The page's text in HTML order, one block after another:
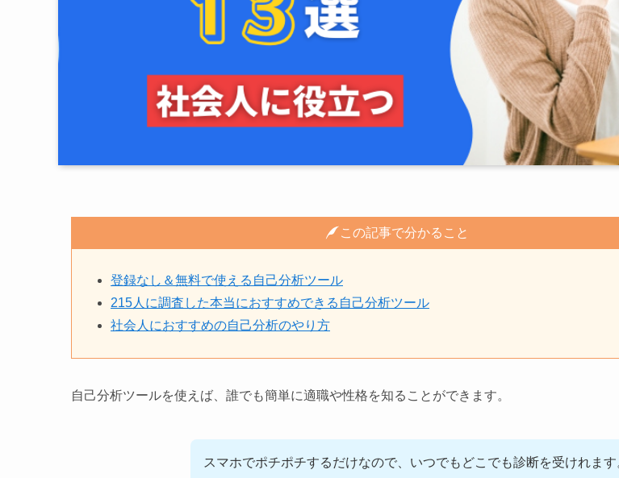
この記事で分かること
登録なし＆無料で使える自己分析ツール
215人に調査した本当におすすめできる自己分析ツール
社会人におすすめの自己分析のやり方
自己分析ツールを使えば、誰でも簡単に適職や性格を知ることができます。
スマホでポチポチするだけなので、いつでもどこでも診断を受けれます